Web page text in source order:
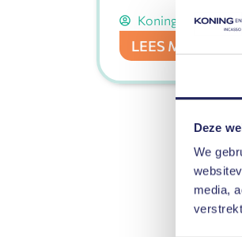
Deze
We
media,
Koning en De
LEES MEER